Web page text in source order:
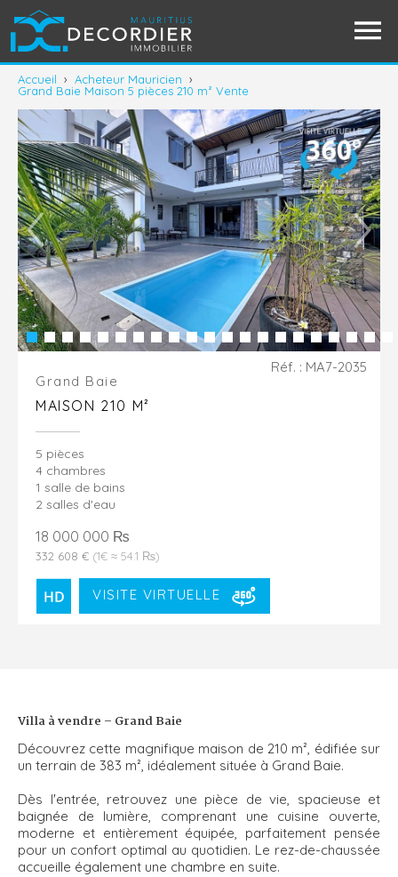
Accueil › Acheteur Mauricien ›
Grand Baie Maison 5 pièces 210 m² Vente
Grand Baie
MAISON 210 M²
5 pièces
4 chambres
1 salle de bains
2 salles d'eau
18 000 000 ₨
332 608 € (1€ ≈ 54.1 ₨)
VISITE VIRTUELLE
Réf. : MA7-2035
Villa à vendre – Grand Baie
Découvrez cette magnifique maison de 210 m², édifiée sur
un terrain de 383 m², idéalement située à Grand Baie.
Dès l'entrée, retrouvez une pièce de vie, spacieuse et
baignée de lumière, comprenant une cuisine ouverte,
moderne et entièrement équipée, parfaitement pensée
pour un confort optimal au quotidien. Le rez-de-chaussée
accueille également une chambre en suite.